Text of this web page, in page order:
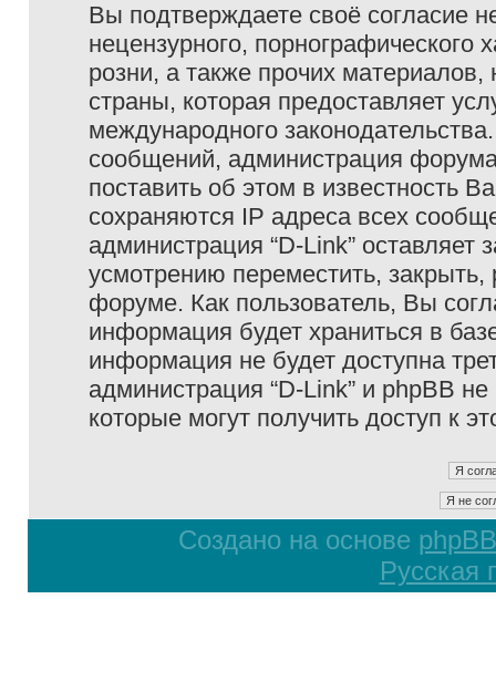
Вы подтверждаете своё согласие
нецензурного, порнографического
розни, а также прочих
страны, которая предоставляет
международного
сообщений, администрация
поставить об этом в известность
сохраняются IP адреса всех
администрация “D-Link”
усмотрению переместить,
форуме. Как пользователь, Вы
информация будет храниться в
информация не будет доступна
администрация “D-Link” и phpBB
которые могут получить доступ к
Создано на основе phpBB
Русская